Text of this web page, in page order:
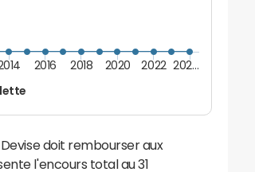
2016 2018 2020 2022 202…
doit rembourser aux
l'encours total au 31